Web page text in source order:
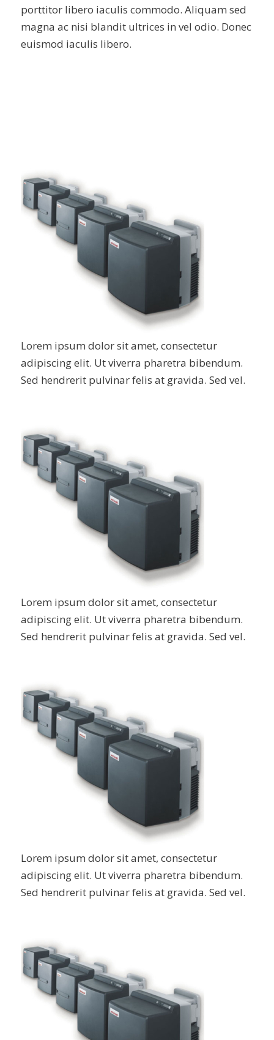
porttitor libero iaculis commodo. Aliquam sed
magna ac nisi blandit ultrices in vel odio. Donec
euismod iaculis libero.
Lorem ipsum dolor sit amet, consectetur
adipiscing elit. Ut viverra pharetra bibendum.
Sed hendrerit pulvinar felis at gravida. Sed vel.
Lorem ipsum dolor sit amet, consectetur
adipiscing elit. Ut viverra pharetra bibendum.
Sed hendrerit pulvinar felis at gravida. Sed vel.
Lorem ipsum dolor sit amet, consectetur
adipiscing elit. Ut viverra pharetra bibendum.
Sed hendrerit pulvinar felis at gravida. Sed vel.